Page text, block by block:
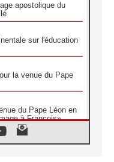
apostolique du
sur l'éducation
la venue du Pape
du Pape Léon en
à François»
81 ans après,